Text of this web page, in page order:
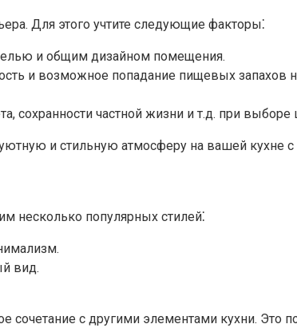
Для этого учтите следующие факторы⁚
и общим дизайном помещения.​
и возможное попадание пищевых
сохранности частной жизни и т.​д. при выборе
и стильную атмосферу на вашей кухне с
несколько популярных стилей⁚
вид.​
сочетание с другими элементами кухни.​ Это